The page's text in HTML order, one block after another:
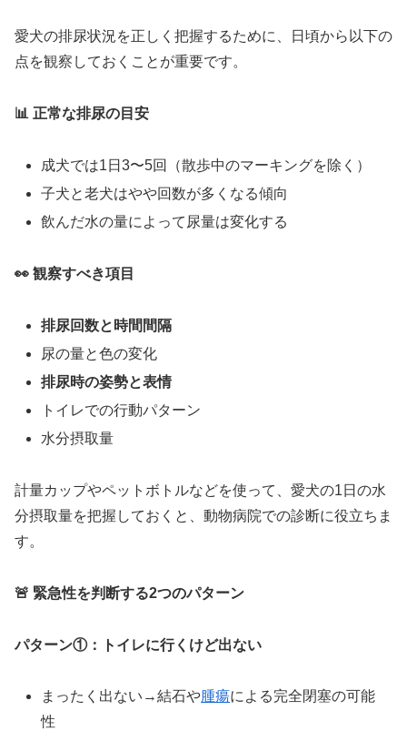
愛犬の排尿状況を正しく把握するために、日頃から以下の
点を観察しておくことが重要です。
📊 正常な排尿の目安
成犬では1日3〜5回（散歩中のマーキングを除く）
子犬と老犬はやや回数が多くなる傾向
飲んだ水の量によって尿量は変化する
👀 観察すべき項目
排尿回数と時間間隔
尿の量と色の変化
排尿時の姿勢と表情
トイレでの行動パターン
水分摂取量
計量カップやペットボトルなどを使って、愛犬の1日の水
分摂取量を把握しておくと、動物病院での診断に役立ちま
す。
🚨 緊急性を判断する2つのパターン
パターン①：トイレに行くけど出ない
まったく出ない→結石や腫瘍による完全閉塞の可能
性